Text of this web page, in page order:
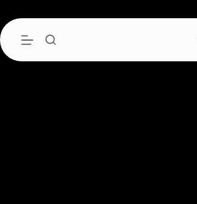
περιεχόμενο